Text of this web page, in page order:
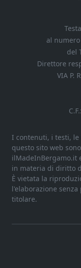
al
del
Direttore
VIA P.
I contenuti, i testi,
questo sito web
ilMadeInBergamo.it
in materia di diritto
È vietata la
l'elaborazione
titolare.